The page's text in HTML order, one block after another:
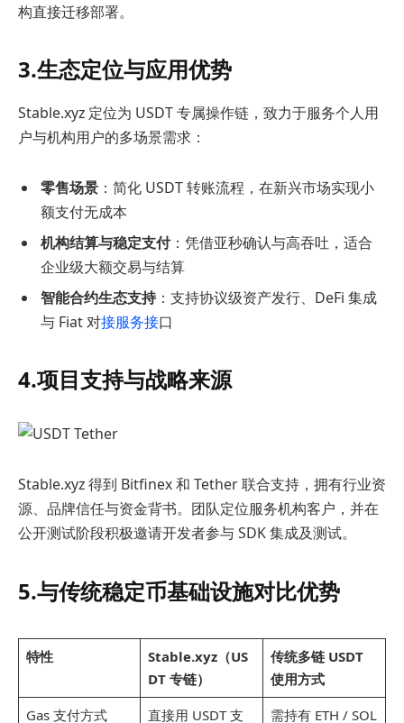
构直接迁移部署。
3.生态定位与应用优势
Stable.xyz 定位为 USDT 专属操作链，致力于服务个人用
户与机构用户的多场景需求：
零售场景 ：简化 USDT 转账流程，在新兴市场实现小
额支付无成本
机构结算与稳定支付：凭借亚秒确认与高吞吐，适合
企业级大额交易与结算
智能合约生态支持：支持协议级资产发行、DeFi 集成
与 Fiat 对接服务接口
4.项目支持与战略来源
Stable.xyz 得到 Bitfinex 和 Tether 联合支持，拥有行业资
源、品牌信任与资金背书。团队定位服务机构客户，并在
公开测试阶段积极邀请开发者参与 SDK 集成及测试。
5.与传统稳定币基础设施对比优势
特性
Stable.xyz（US
DT 专链）
传统多链 USDT
使用方式
Gas 支付方式
直接用 USDT 支 需持有 ETH / SOL